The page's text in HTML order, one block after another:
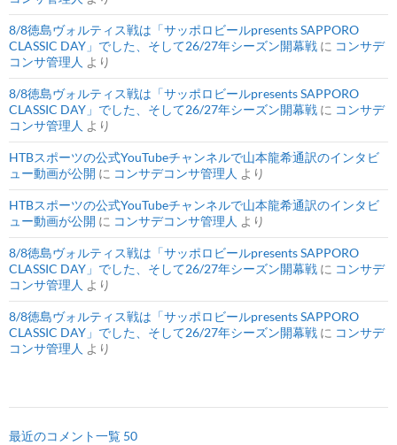
8/8徳島ヴォルティス戦は「サッポロビールpresents SAPPORO
CLASSIC DAY」でした、そして26/27年シーズン開幕戦 に コンサデ
コンサ管理人 より
8/8徳島ヴォルティス戦は「サッポロビールpresents SAPPORO
CLASSIC DAY」でした、そして26/27年シーズン開幕戦 に コンサデ
コンサ管理人 より
HTBスポーツの公式YouTubeチャンネルで山本龍希通訳のインタビ
ュー動画が公開 に コンサデコンサ管理人 より
HTBスポーツの公式YouTubeチャンネルで山本龍希通訳のインタビ
ュー動画が公開 に コンサデコンサ管理人 より
8/8徳島ヴォルティス戦は「サッポロビールpresents SAPPORO
CLASSIC DAY」でした、そして26/27年シーズン開幕戦 に コンサデ
コンサ管理人 より
8/8徳島ヴォルティス戦は「サッポロビールpresents SAPPORO
CLASSIC DAY」でした、そして26/27年シーズン開幕戦 に コンサデ
コンサ管理人 より
最近のコメント一覧 50